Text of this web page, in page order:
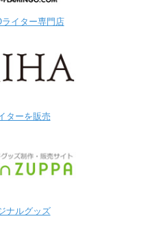
イター専門店
ターを販売
ナルグッズ